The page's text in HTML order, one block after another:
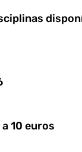
a 10 euros